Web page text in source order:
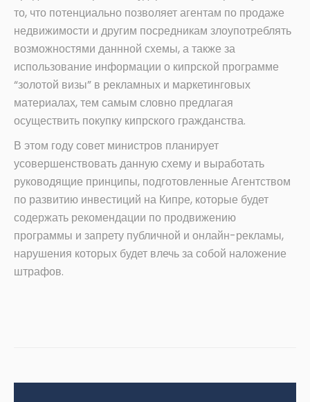
то, что потенциально позволяет агентам по продаже
недвижимости и другим посредникам злоупотреблять
возможностями даннной схемы, а также за
использование информации о кипрской программе
“золотой визы” в рекламных и маркетинговых
материалах, тем самым словно предлагая
осуществить покупку кипрского гражданства.
В этом году совет министров планирует
усовершенствовать данную схему и выработать
руководящие принципы, подготовленные Агентством
по развитию инвестиций на Кипре, которые будет
содержать рекомендации по продвижению
программы и запрету публичной и онлайн-рекламы,
нарушения которых будет влечь за собой наложение
штрафов.